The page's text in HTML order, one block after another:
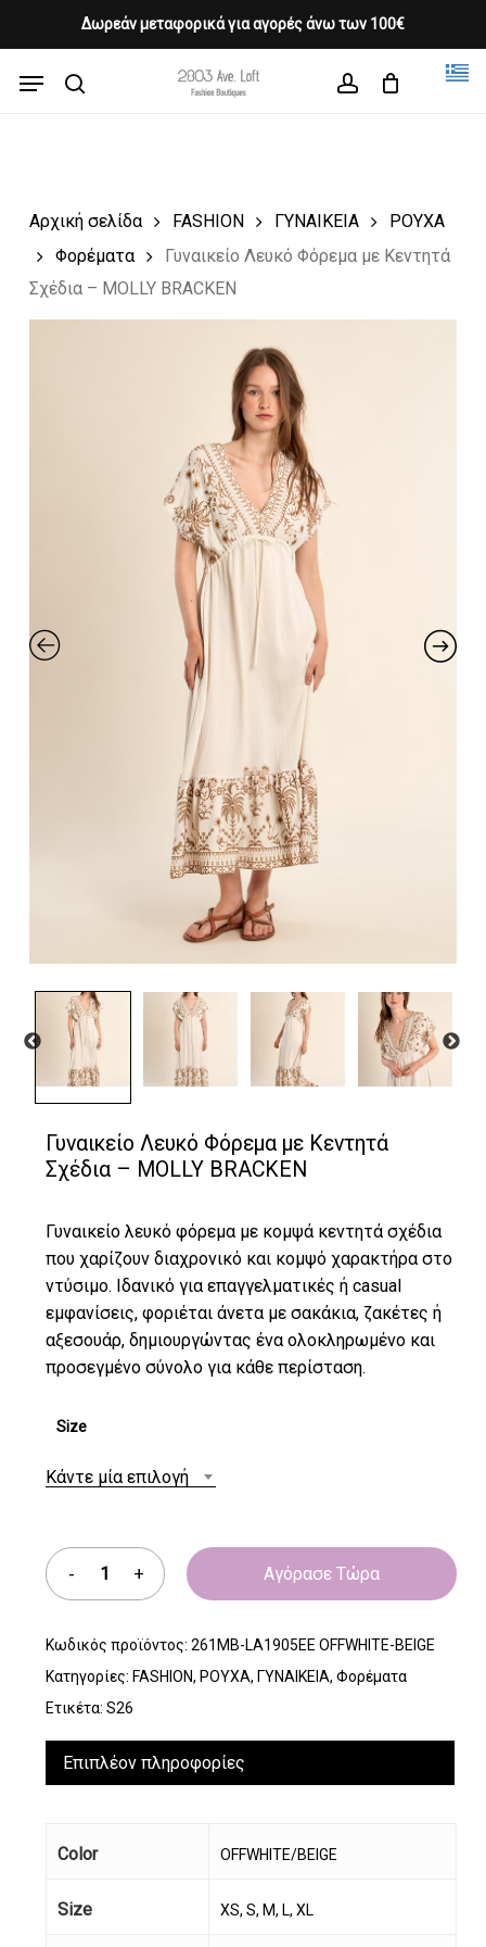
Δωρεάν μεταφορικά για αγορές άνω των 100€
content
Menu
Cart CLOSE
CART
Αρχική σελίδα FASHION ΓΥΝΑΙΚΕΙΑ
ΡΟΥΧΑ
Φορέματα
Γυναικείο Λευκό Φόρεμα με Κεντητά
Σχέδια – MOLLY BRACKEN
Γυναικείο Λευκό Φόρεμα με Κεντητά
Σχέδια – MOLLY BRACKEN
Γυναικείο λευκό φόρεμα με κομψά κεντητά σχέδια
που χαρίζουν διαχρονικό και κομψό χαρακτήρα στο
ντύσιμο. Ιδανικό για επαγγελματικές ή casual
εμφανίσεις, φοριέται άνετα με σακάκια, ζακέτες ή
αξεσουάρ, δημιουργώντας ένα ολοκληρωμένο και
προσεγμένο σύνολο για κάθε περίσταση.
Size
Κάντε μία επιλογή
Αγόρασε Τώρα
Κωδικός προϊόντος: 261MB-LA1905EE OFFWHITE-BEIGE
Κατηγορίες: FASHION, ΡΟΥΧΑ, ΓΥΝΑΙΚΕΙΑ, Φορέματα
Ετικέτα: S26
Επιπλέον πληροφορίες
Color OFFWHITE/BEIGE
Size XS, S, M, L, XL
Close